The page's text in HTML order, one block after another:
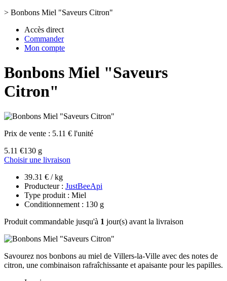
> Bonbons Miel "Saveurs Citron"
Accès direct
Commander
Mon compte
Bonbons Miel "Saveurs
Citron"
Prix de vente : 5.11 € l'unité
5.11 €130 g
Choisir une livraison
39.31 € / kg
Producteur : JustBeeApi
Type produit : Miel
Conditionnement : 130 g
Produit commandable jusqu'à 1 jour(s) avant la livraison
Savourez nos bonbons au miel de Villers-la-Ville avec des notes de
citron, une combinaison rafraîchissante et apaisante pour les papilles.